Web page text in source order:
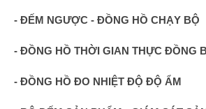
- ĐẾM NGƯỢC - ĐỒNG HỒ CHẠY BỘ
- ĐỒNG HỒ THỜI GIAN THỰC ĐỒNG
- ĐỒNG HỒ ĐO NHIỆT ĐỘ ĐỘ ẨM